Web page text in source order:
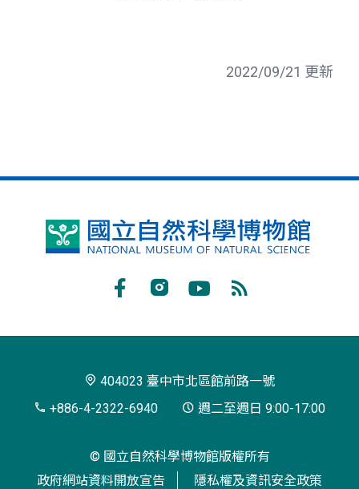
2022/09/21 更新
國
博
閱
404023 臺中市北區館前路一號
+886-4-2322-6940
週二至週日 9:00-17:00
© 國立自然科學博物館版權所有
政府網站資料開放宣告
隱私權及資訊安全政策